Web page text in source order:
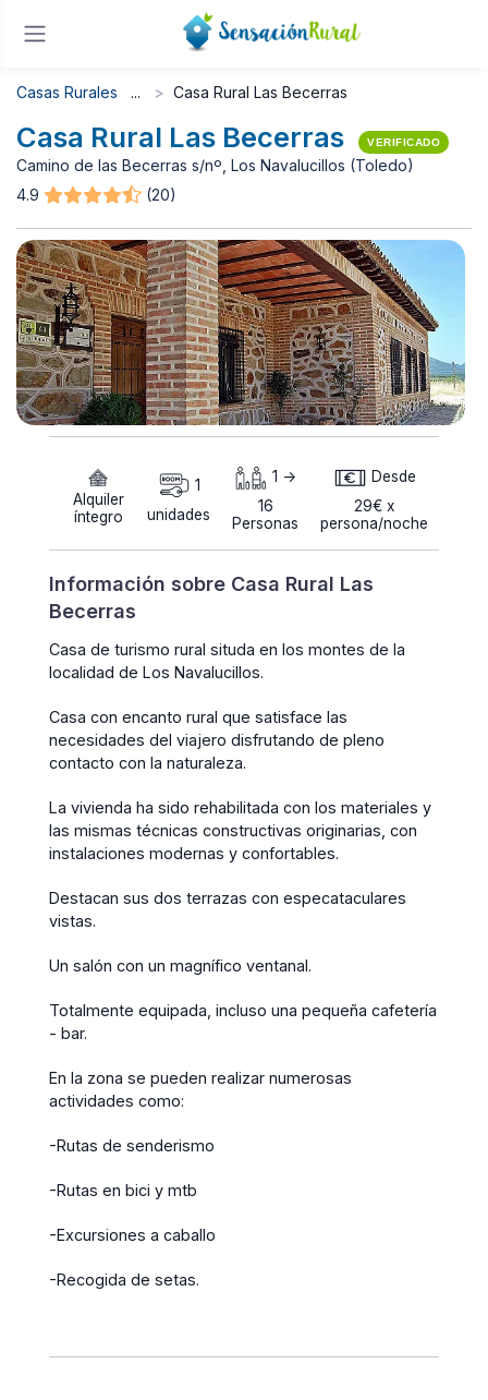
Casas Rurales Casa Rural Las Becerras
Casa Rural Las Becerras VERIFICADO
Camino de las Becerras s/nº, Los Navalucillos (Toledo)
4.9
(20)
Alquiler
íntegro
1
unidades
1 ->
16
Personas
Desde
29€ x
persona/noche
Información sobre Casa Rural Las
Becerras
Casa de turismo rural situda en los montes de la
localidad de Los Navalucillos.
Casa con encanto rural que satisface las
necesidades del viajero disfrutando de pleno
contacto con la naturaleza.
La vivienda ha sido rehabilitada con los materiales y
las mismas técnicas constructivas originarias, con
instalaciones modernas y confortables.
Destacan sus dos terrazas con especataculares
vistas.
Un salón con un magnífico ventanal.
Totalmente equipada, incluso una pequeña cafetería
- bar.
En la zona se pueden realizar numerosas
actividades como:
-Rutas de senderismo
-Rutas en bici y mtb
-Excursiones a caballo
-Recogida de setas.